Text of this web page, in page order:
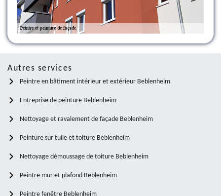
Autres services
Peintre en bâtiment intérieur et extérieur Beblenheim
Entreprise de peinture Beblenheim
Nettoyage et ravalement de façade Beblenheim
Peinture sur tuile et toiture Beblenheim
Nettoyage démoussage de toiture Beblenheim
Peintre mur et plafond Beblenheim
Peintre fenêtre Beblenheim